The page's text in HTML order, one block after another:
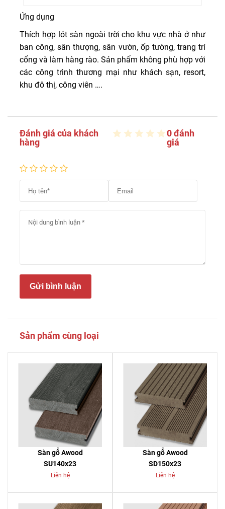
Ứng dụng
Thích hợp lót sàn ngoài trời cho khu vực nhà ở như
ban công, sân thượng, sân vườn, ốp tường, trang trí
cổng và làm hàng rào. Sản phẩm không phù hợp với
các công trình thương mại như khách sạn, resort,
khu đô thị, công viên ….
Đánh giá của khách
hàng
0 đánh
giá
Gửi bình luận
Sản phẩm cùng loại
Sàn gỗ Awood
SU140x23
Liên hệ
Sàn gỗ Awood
SD150x23
Liên hệ